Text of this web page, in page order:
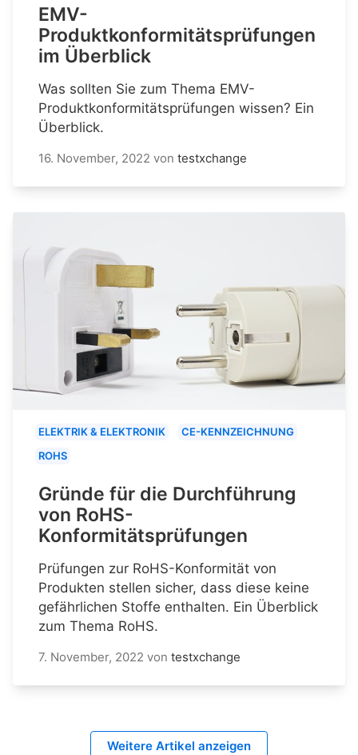
EMV-
Produktkonformitätsprüfungen
im Überblick
Was sollten Sie zum Thema EMV-
Produktkonformitätsprüfungen wissen? Ein
Überblick.
16. November, 2022 von testxchange
ELEKTRIK & ELEKTRONIK
CE-KENNZEICHNUNG
ROHS
Gründe für die Durchführung
von RoHS-
Konformitätsprüfungen
Prüfungen zur RoHS-Konformität von
Produkten stellen sicher, dass diese keine
gefährlichen Stoffe enthalten. Ein Überblick
zum Thema RoHS.
7. November, 2022 von testxchange
Weitere Artikel anzeigen